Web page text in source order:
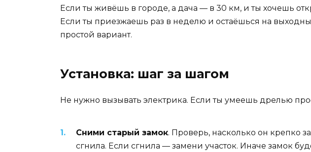
Если ты живёшь в городе, а дача — в 30 км, и ты хочешь
Если ты приезжаешь раз в неделю и остаёшься на
простой вариант.
Установка: шаг за шагом
Не нужно вызывать электрика. Если ты умеешь дрелью
Сними старый замок. Проверь, насколько он крепко
сгнила. Если сгнила — замени участок. Иначе замок